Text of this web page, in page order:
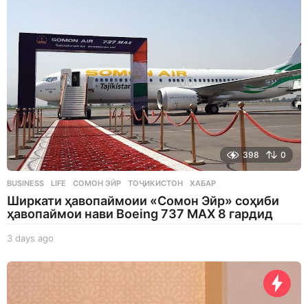
398 0
BUSINESS ,LIFE СОМОН ЭЙР ,ТОҶИКИСТОН ,ХАБАР
Ширкати ҳавопаймоии «Сомон Эйр» соҳиби
ҳавопаймои нави Boeing 737 MAX 8 гардид
3 days ago
a